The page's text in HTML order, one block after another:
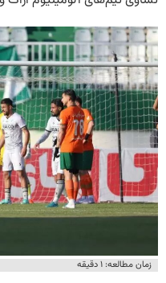
زمان مطالعه: ۱ دقیقه